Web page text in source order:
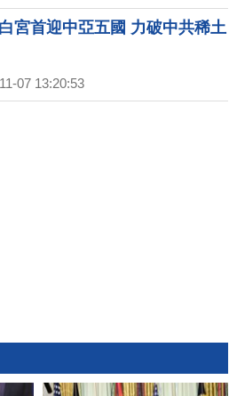
宮首迎中亞五國 力破中共稀土
07 13:20:53